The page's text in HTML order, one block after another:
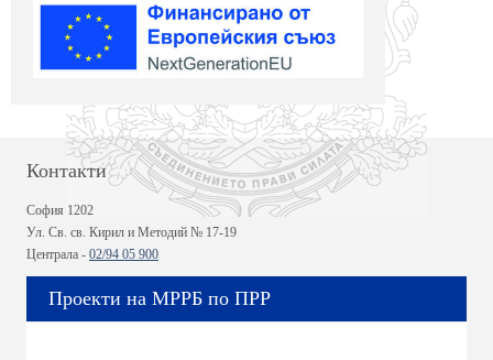
Контакти
София 1202
Ул. Св. св. Кирил и Методий № 17-19
Централа - 02/94 05 900
Проекти на МРРБ по ПРР